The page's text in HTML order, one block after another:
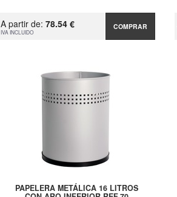
A partir de: 78.54 €
IVA INCLUIDO
COMPRAR
PAPELERA METÁLICA 16 LITROS